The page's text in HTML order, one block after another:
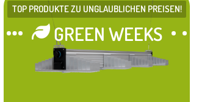
TOP PRODUKTE ZU UNGLAUBLICHEN PREISEN!
GREEN WEEKS